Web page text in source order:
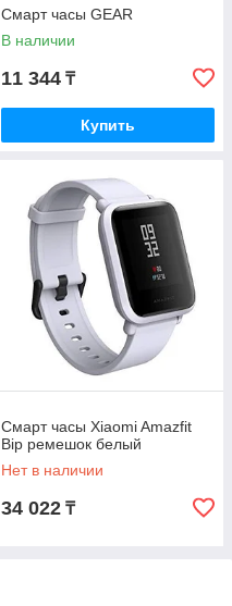
Смарт часы GEAR
В наличии
11 344 ₸
Купить
Смарт часы Xiaomi Amazfit
Bip ремешок белый
Нет в наличии
34 022 ₸